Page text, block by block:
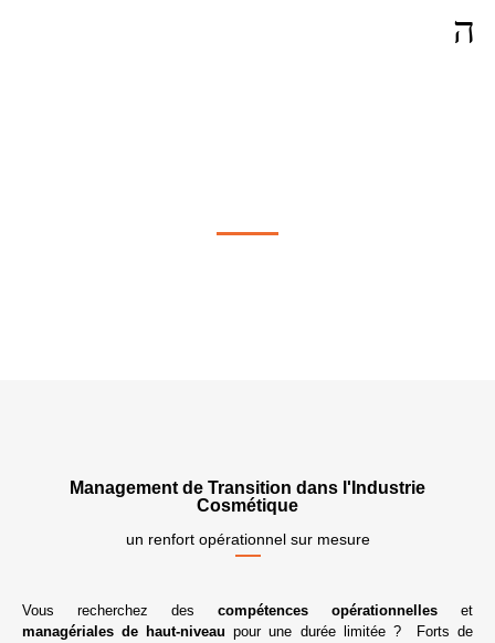
Management de Transition dans l'Industrie
Cosmétique
un renfort opérationnel sur mesure
Vous recherchez des compétences opérationnelles et
managériales de haut-niveau pour une durée limitée ? Forts de